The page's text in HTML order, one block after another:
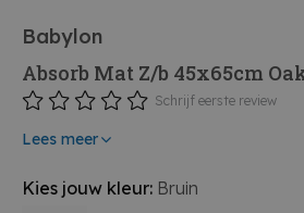
Babylon
Absorb Mat Z/b 45x65cm
Schrijf eerste review
Lees meer
Kies jouw kleur: Bruin